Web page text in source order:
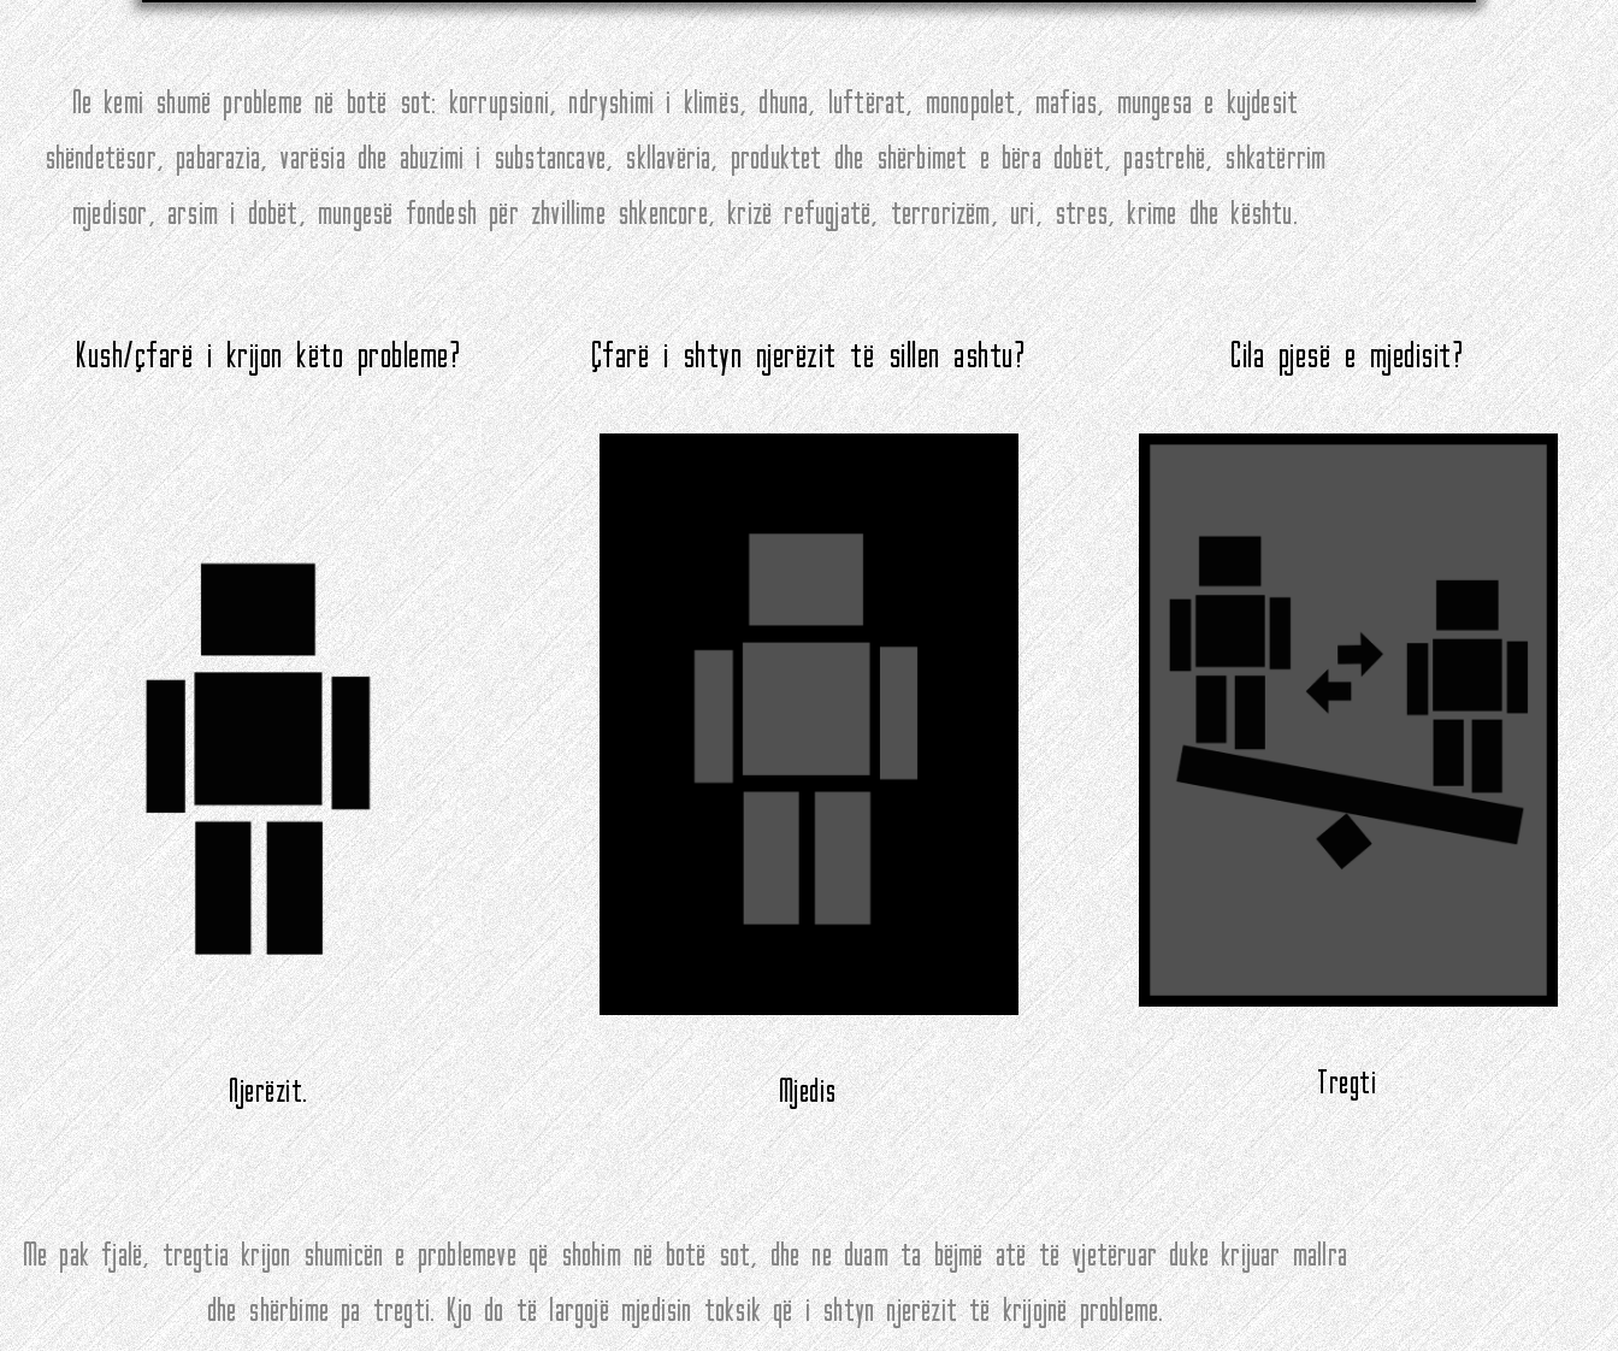
Ne kemi shumë probleme në botë sot: korrupsioni, ndryshimi i klimës, dhuna, luftërat, monopolet, mafias, mungesa e kujdesit
shëndetësor, pabarazia, varësia dhe abuzimi i substancave, skllavëria, produktet dhe shërbimet e bëra dobët, pastrehë, shkatërrim
mjedisor, arsim i dobët, mungesë fondesh për zhvillime shkencore, krizë refugjatë, terrorizëm, uri, stres, krime dhe kështu.
Kush/çfarë i krijon këto probleme?
Njerëzit.
Çfarë i shtyn njerëzit të sillen ashtu?
Mjedis
Cila pjesë e mjedisit?
Tregti
Me pak fjalë, tregtia krijon shumicën e problemeve që shohim në botë sot, dhe ne duam ta bëjmë atë të vjetëruar duke krijuar mallra
dhe shërbime pa tregti. Kjo do të largojë mjedisin toksik që i shtyn njerëzit të krijojnë probleme.